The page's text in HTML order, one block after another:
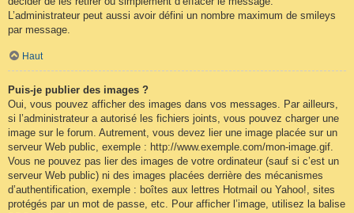
L’administrateur peut aussi avoir défini un nombre maximum de smileys
par message.
Haut
Puis-je publier des images ?
Oui, vous pouvez afficher des images dans vos messages. Par ailleurs,
si l’administrateur a autorisé les fichiers joints, vous pouvez charger une
image sur le forum. Autrement, vous devez lier une image placée sur un
serveur Web public, exemple : http://www.exemple.com/mon-image.gif.
Vous ne pouvez pas lier des images de votre ordinateur (sauf si c’est un
serveur Web public) ni des images placées derrière des mécanismes
d’authentification, exemple : boîtes aux lettres Hotmail ou Yahoo!, sites
protégés par un mot de passe, etc. Pour afficher l’image, utilisez la balise